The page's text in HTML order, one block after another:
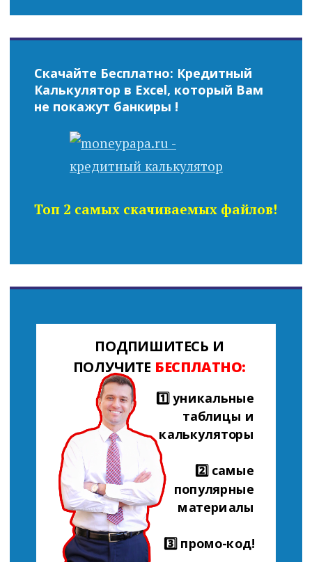
Скачайте Бесплатно: Кредитный
Калькулятор в Excel, который Вам
не покажут банкиры !
Топ 2 самых скачиваемых файлов!
ПОДПИШИТЕСЬ И
ПОЛУЧИТЕ БЕСПЛАТНО:
1️⃣ уникальные
таблицы и
калькуляторы
2️⃣ самые
популярные
материалы
3️⃣ промо-код!